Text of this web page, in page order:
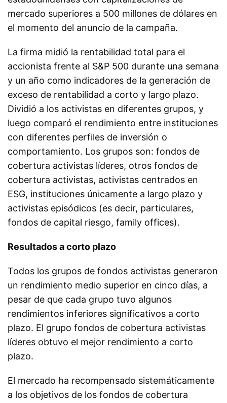
mercado superiores a 500 millones de dólares en
el momento del anuncio de la campaña.
La firma midió la rentabilidad total para el
accionista frente al S&P 500 durante una semana
y un año como indicadores de la generación de
exceso de rentabilidad a corto y largo plazo.
Dividió a los activistas en diferentes grupos, y
luego comparó el rendimiento entre instituciones
con diferentes perfiles de inversión o
comportamiento. Los grupos son: fondos de
cobertura activistas líderes, otros fondos de
cobertura activistas, activistas centrados en
ESG, instituciones únicamente a largo plazo y
activistas episódicos (es decir, particulares,
fondos de capital riesgo, family offices).
Resultados a corto plazo
Todos los grupos de fondos activistas generaron
un rendimiento medio superior en cinco días, a
pesar de que cada grupo tuvo algunos
rendimientos inferiores significativos a corto
plazo. El grupo fondos de cobertura activistas
líderes obtuvo el mejor rendimiento a corto
plazo.
El mercado ha recompensado sistemáticamente
a los objetivos de los fondos de cobertura